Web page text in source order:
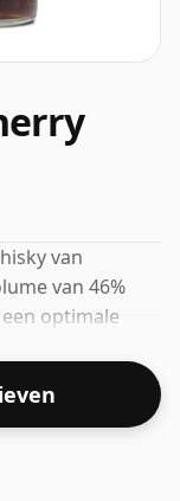
van
van 46%
optimale
genoten.